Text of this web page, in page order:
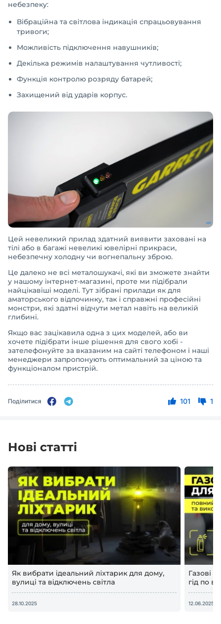
небезпеку:
Вібраційна та світлова індикація спрацьовування
тривоги;
Можливість підключення навушників;
Декілька режимів налаштування чутливості;
Функція контролю розряду батарей;
Захищений від ударів корпус.
Цей невеликий прилад здатний виявити заховані на
тілі або в багажі невеликі ювелірні прикраси,
небезпечну холодну чи вогнепальну зброю.
Це далеко не всі металошукачі, які ви зможете знайти
у нашому інтернет-магазині, проте ми підібрали
найцікавіші моделі. Тут зібрані прилади як для
аматорського відпочинку, так і справжні професійні
монстри, які здатні відчути метал навіть на великій
глибині.
Якщо вас зацікавила одна з цих моделей, або ви
хочете підібрати інше рішення для свого хобі -
зателефонуйте за вказаним на сайті телефоном і наші
менеджери запропонують оптимальний за ціною та
функціоналом пристрій.
Поділитися 101 1
Нові статті
Як вибрати ідеальний ліхтарик для дому,
вулиці та відключень світла
28.10.2025
Газові
гід по
12.06.2025